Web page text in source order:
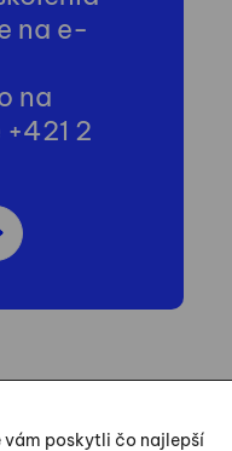
na e-
na
2
vám poskytli čo najlepší